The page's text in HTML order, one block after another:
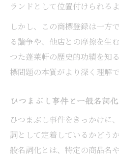
ランドとして位置付けられる
しかし、この商標登録は一方
る論争や、他店との摩擦を生
つた蓬莱軒の歴史的功績を知
標問題の本質がより深く理解
ひつまぶし事件と一般名詞
ひつまぶし事件をきっかけに
詞として定着しているかどう
般名詞化とは、特定の商品名